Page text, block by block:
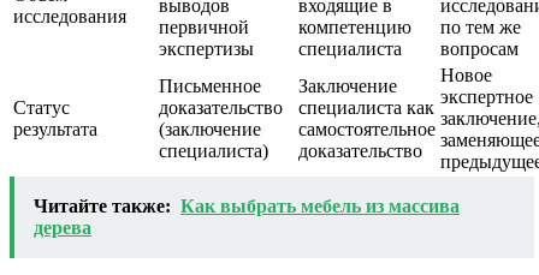
исследования
выводов
первичной
экспертизы
входящие в
компетенцию
специалиста
по тем же
вопросам
Статус
результата
Письменное
доказательство
(заключение
специалиста)
Заключение
специалиста как
самостоятельное
доказательство
Новое
экспертное
Читайте также: Как выбрать мебель из массива
дерева